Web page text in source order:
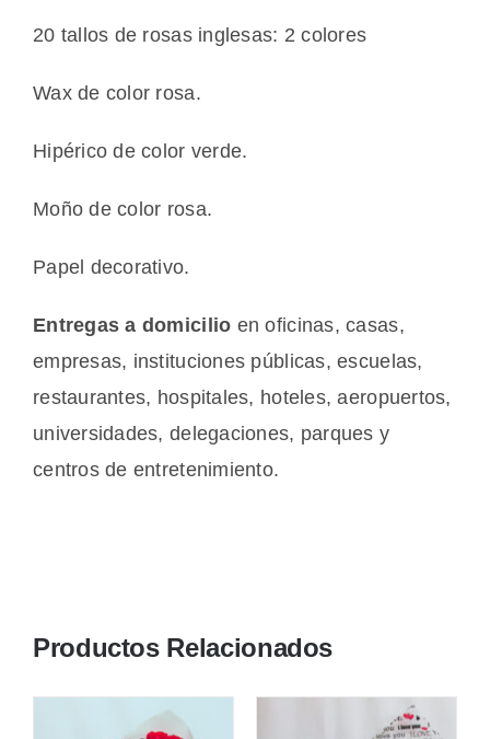
20 tallos de rosas inglesas: 2 colores
Wax de color rosa.
Hipérico de color verde.
Moño de color rosa.
Papel decorativo.
Entregas a domicilio en oficinas, casas,
empresas, instituciones públicas, escuelas,
restaurantes, hospitales, hoteles, aeropuertos,
universidades, delegaciones, parques y
centros de entretenimiento.
Productos Relacionados